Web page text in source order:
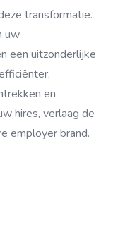
transformatie.
uw
een uitzonderlijke
en
hires, verlaag de
employer brand.